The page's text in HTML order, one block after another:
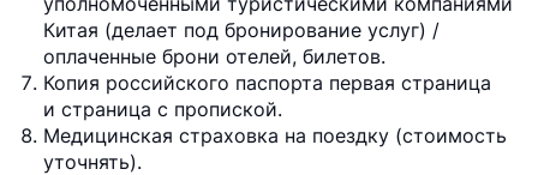
Китая (делает под бронирование услуг) /
оплаченные брони отелей, билетов.
Копия российского паспорта первая страница
и страница с пропиской.
Медицинская страховка на поездку (стоимость
уточнять).